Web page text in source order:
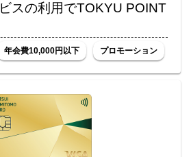
スの利用でTOKYU POINT
年会費10,000円以下 プロモーション